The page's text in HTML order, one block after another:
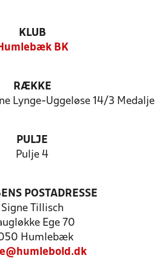
KLUB
BK
RÆKKE
Lynge-Uggeløse 14/3 Medalje
PULJE
Pulje 4
POSTADRESSE
Signe Tillisch
Ege 70
Humlebæk